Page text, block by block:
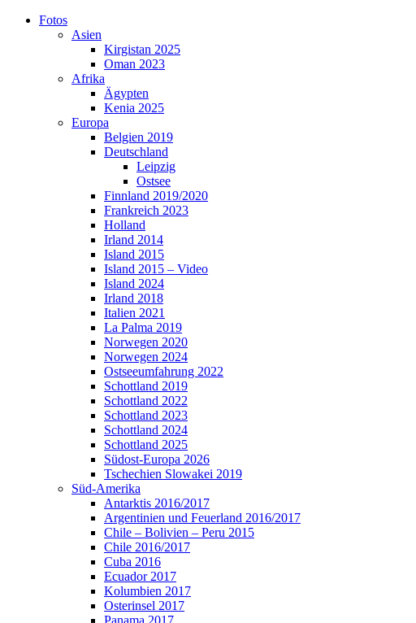
Skip
Fotos
Asien
Kirgistan 2025
Oman 2023
Afrika
Ägypten
Kenia 2025
Europa
Belgien 2019
Deutschland
Leipzig
Ostsee
Finnland 2019/2020
Frankreich 2023
Holland
Irland 2014
Island 2015
Island 2015 – Video
Island 2024
Irland 2018
Italien 2021
La Palma 2019
Norwegen 2020
Norwegen 2024
Ostseeumfahrung 2022
Schottland 2019
Schottland 2022
Schottland 2023
Schottland 2024
Schottland 2025
Südost-Europa 2026
Tschechien Slowakei 2019
Süd-Amerika
Antarktis 2016/2017
Argentinien und Feuerland 2016/2017
Chile – Bolivien – Peru 2015
Chile 2016/2017
Cuba 2016
Ecuador 2017
Kolumbien 2017
Osterinsel 2017
Panama 2017